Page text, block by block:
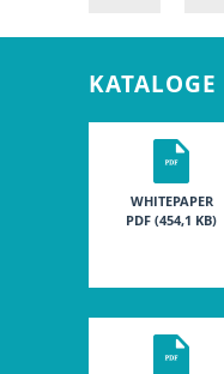
KATALOGE
WHITEPAPER
PDF (454,1 KB)